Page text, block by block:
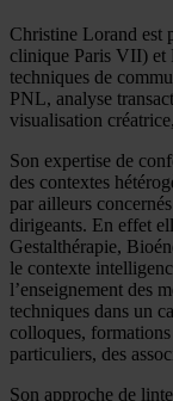
Christine Lorand est
clinique Paris VII) et
techniques de
PNL, analyse
visualisation
Son expertise de
des contextes
par ailleurs
dirigeants. En effet
Gestalthérapie,
le contexte
l’enseignement des
techniques dans un
colloques, formations
particuliers, des
Son approche de